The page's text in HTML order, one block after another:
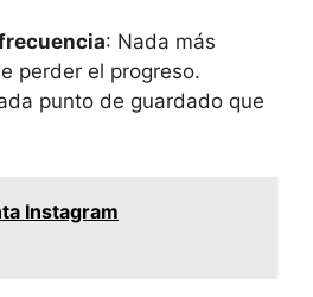
: Nada más
perder el progreso.
punto de guardado que
Instagram